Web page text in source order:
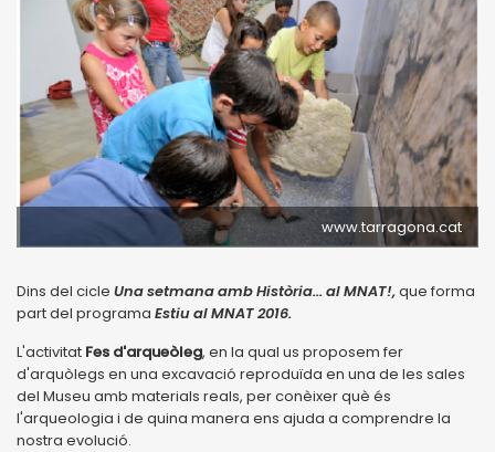
www.tarragona.cat
Dins del cicle Una setmana amb Història... al MNAT!,que forma
part del programa Estiu al MNAT 2016.
L'activitat Fes d'arqueòleg, en la qual us proposem fer
d'arquòlegs en una excavació reproduïda en una de les sales
del Museu amb materials reals, per conèixer què és
l'arqueologia i de quina manera ens ajuda a comprendre la
nostra evolució.